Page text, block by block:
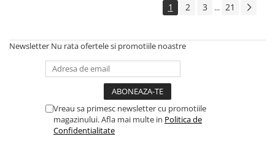
1 2 3 ... 21
Newsletter Nu rata ofertele si promotiile noastre
Vreau sa primesc newsletter cu promotiile
magazinului. Afla mai multe in Politica de
Confidentialitate